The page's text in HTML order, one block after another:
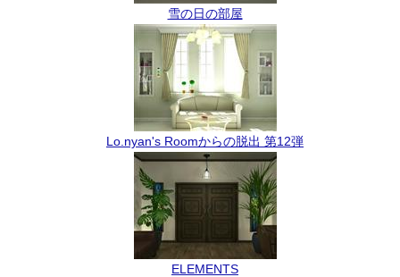
雪の日の部屋
Lo.nyan's Roomからの脱出 第12弾
ELEMENTS